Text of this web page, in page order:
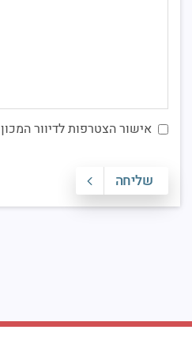
אישור הצטרפות לדיוור המכון
שליחה